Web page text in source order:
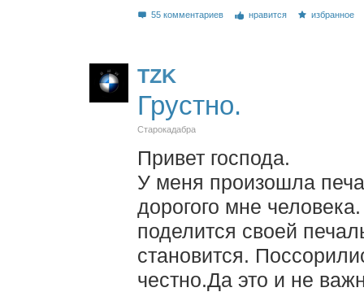
55 комментариев нравится избранное
TZK
Грустно.
Старокадабра
Привет господа.
У меня произошла
дорогого мне
поделится своей
становится.
честно.Да это и не